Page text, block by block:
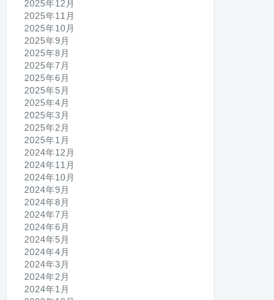
2025年12月
2025年11月
2025年10月
2025年9月
2025年8月
2025年7月
2025年6月
2025年5月
2025年4月
2025年3月
2025年2月
2025年1月
2024年12月
2024年11月
2024年10月
2024年9月
2024年8月
2024年7月
2024年6月
2024年5月
2024年4月
2024年3月
2024年2月
2024年1月